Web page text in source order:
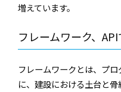
増えています。
フレームワーク、
フレームワークとは、プ
に、建設における土台と